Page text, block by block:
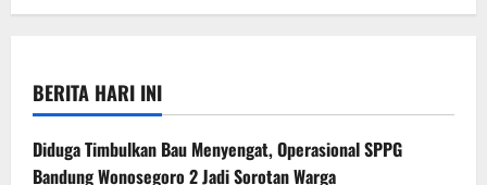
BERITA HARI INI
Diduga Timbulkan Bau Menyengat, Operasional SPPG
Bandung Wonosegoro 2 Jadi Sorotan Warga